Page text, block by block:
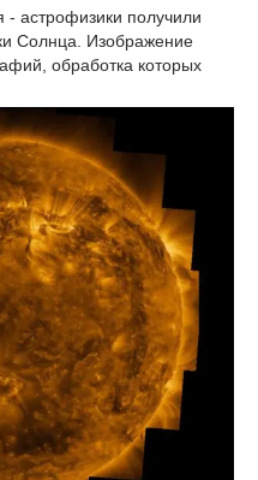
- астрофизики получили
Солнца. Изображение
обработка которых